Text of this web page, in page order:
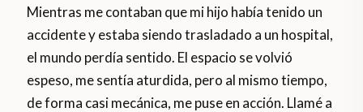
Mientras me contaban que mi hijo había tenido un
accidente y estaba siendo trasladado a un hospital,
el mundo perdía sentido. El espacio se volvió
espeso, me sentía aturdida, pero al mismo tiempo,
de forma casi mecánica, me puse en acción. Llamé a